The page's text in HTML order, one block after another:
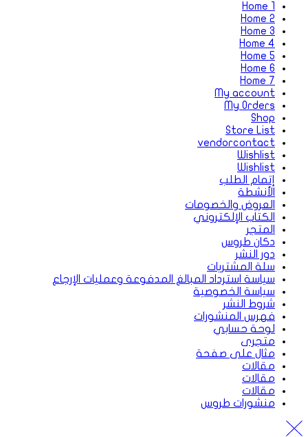
Home 1
Home 2
Home 3
Home 4
Home 5
Home 6
Home 7
My account
My Orders
Shop
Store List
vendorcontact
Wishlist
Wishlist
إتمام الطلب
الأنشطة
العروض والخصومات
الكتاب الإلكتروني
المتجر
دكان طروس
دور النشر
سلة المشتريات
سياسة استرداد المبالغ المدفوعة وعمليات الإرجاع
سياسة الخصوصية
شروط النشر
فهرس المنشورات
لوحة حسابي
متجرى
مثال على صفحة
مقالات
مقالات
مقالات
منشورات طروس